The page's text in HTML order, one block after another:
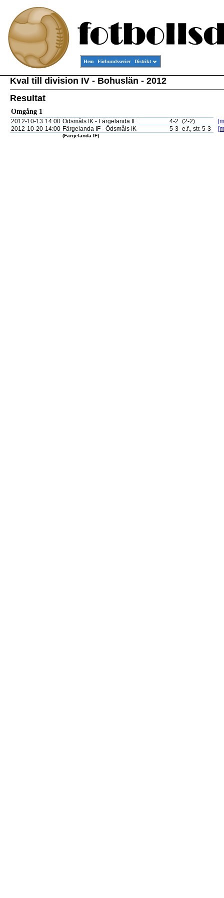
Hem Förbundsserier Distrikt
Kval till division IV - Bohuslän - 2012
Resultat
Omgång 1
2012-10-13 14:00 Ödsmåls IK - Färgelanda IF 4-2 (2-2)
2012-10-20 14:00 Färgelanda IF - Ödsmåls IK 5-3 e.f., str. 5-3
(Färgelanda IF)